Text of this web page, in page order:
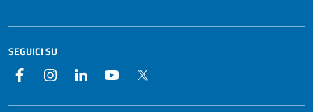
SEGUICI SU
Facebook InstagramLinkedIn YouTube